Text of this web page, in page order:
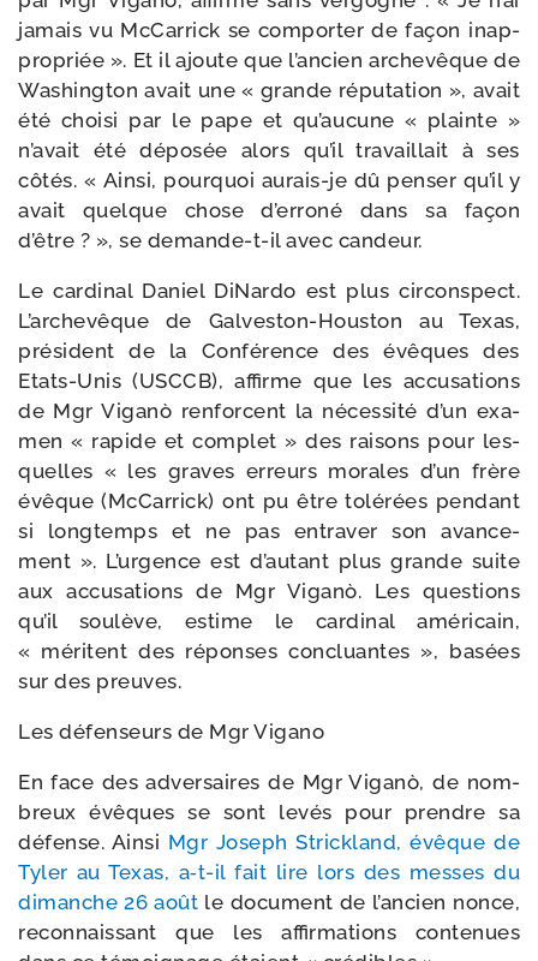
jamais vu McCarrick se com­por­ter de façon inap­
pro­priée ». Et il ajoute que l’ancien arche­vêque de
Washington avait une « grande répu­ta­tion », avait
été choi­si par le pape et qu’aucune « plainte »
n’avait été dépo­sée alors qu’il tra­vaillait à ses
côtés. « Ainsi, pour­quoi aurais-​je dû pen­ser qu’il y
avait quelque chose d’erroné dans sa façon
d’être ? », se demande-​t-​il avec candeur.
Le car­di­nal Daniel DiNardo est plus cir­cons­pect.
L’archevêque de Galveston-​Houston au Texas,
pré­sident de la Conférence des évêques des
Etats-​Unis (USCCB), affirme que les accu­sa­tions
de Mgr Viganò ren­forcent la néces­si­té d’un exa­
men « rapide et com­plet » des rai­sons pour les­
quelles « les graves erreurs morales d’un frère
évêque (McCarrick) ont pu être tolé­rées pen­dant
si long­temps et ne pas entra­ver son avan­ce­
ment ». L’urgence est d’autant plus grande suite
aux accu­sa­tions de Mgr Viganò. Les ques­tions
qu’il sou­lève, estime le car­di­nal amé­ri­cain,
« méritent des réponses concluantes », basées
sur des preuves.
Les défen­seurs de Mgr Vigano
En face des adver­saires de Mgr Viganò, de nom­
breux évêques se sont levés pour prendre sa
défense. Ainsi Mgr Joseph Strickland, évêque de
Tyler au Texas, a‑t-​il fait lire lors des messes du
dimanche 26 août le docu­ment de l’ancien nonce,
recon­nais­sant que les affir­ma­tions conte­nues